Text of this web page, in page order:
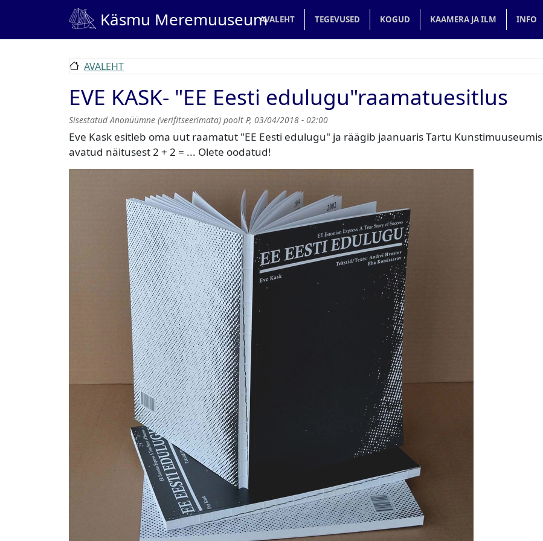
Liigu edasi põhisisu juurde
Käsmu MeremuuseumMain navigation
AVALEHT TEGEVUSED KOGUD KAAMERA JA ILM INFO
AVALEHT
EVE KASK- "EE Eesti edulugu"raamatuesitlus
SisestatudAnonüümne (verifitseerimata) poolt P, 03/04/2018 - 02:00
Eve Kask esitleb oma uut raamatut "EE Eesti edulugu" ja räägib jaanuaris Tartu Kunstimuuseumis
avatud näitusest 2 + 2 = ... Olete oodatud!